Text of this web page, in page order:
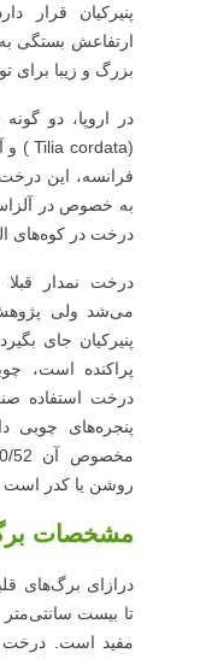
پنیرکیان قرار
بزرگ و زیبا برای
در اروپا، دو
فرانسه، این
به خصوص در
درخت در کوه‌های
می‌شد ولی
پنیرکیان جای
پراکنده است،
درخت استفاده
پنجره‌های چوبی
روشن یا کدر است
مشخصات
درازای برگ‌های
تا بیست
مفید است. درخت